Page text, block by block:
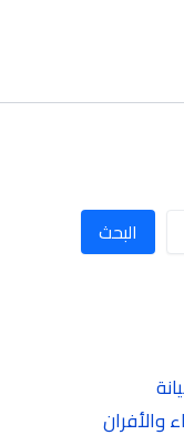
البحث
والأفران